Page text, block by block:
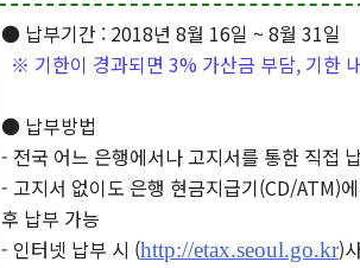
● 납부기간 : 2018년 8월 16일 ~ 8월 31일
※ 기한이 경과되면 3% 가산금 부담, 기한
● 납부방법
- 전국 어느 은행에서나 고지서를 통한 직접
- 고지서 없이도 은행 현금지급기(CD/ATM)
후 납부 가능
- 인터넷 납부 시 (http://etax.seoul.go.kr)